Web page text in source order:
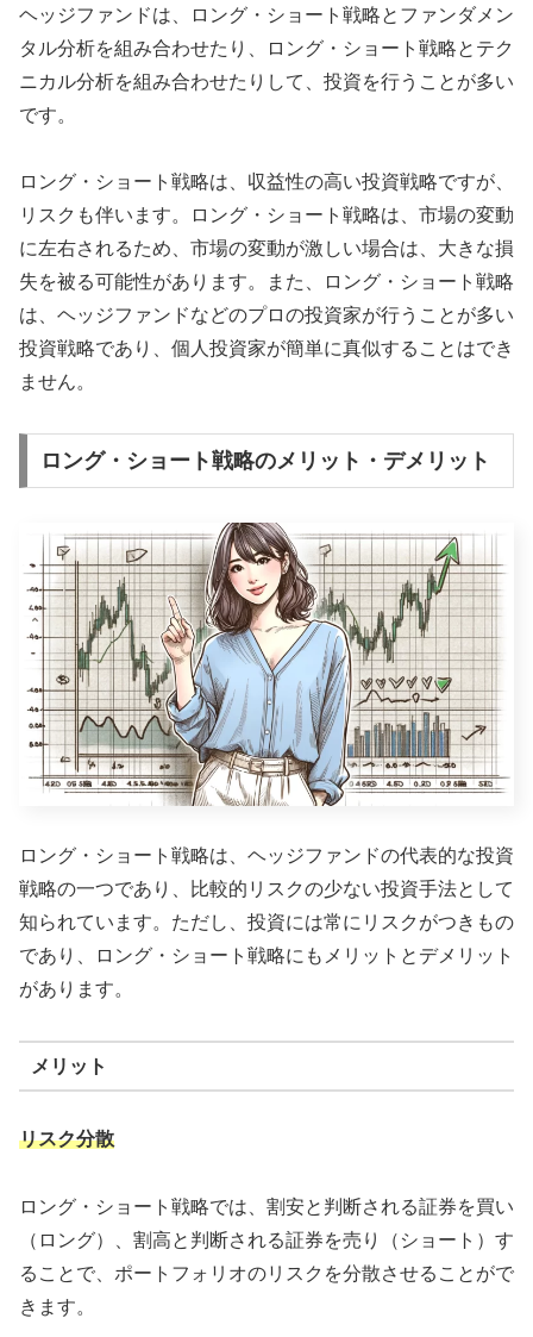
ヘッジファンドは、ロング・ショート戦略とファンダメン
タル分析を組み合わせたり、ロング・ショート戦略とテク
ニカル分析を組み合わせたりして、投資を行うことが多い
です。
ロング・ショート戦略は、収益性の高い投資戦略ですが、
リスクも伴います。ロング・ショート戦略は、市場の変動
に左右されるため、市場の変動が激しい場合は、大きな損
失を被る可能性があります。また、ロング・ショート戦略
は、ヘッジファンドなどのプロの投資家が行うことが多い
投資戦略であり、個人投資家が簡単に真似することはでき
ません。
ロング・ショート戦略のメリット・デメリット
ロング・ショート戦略は、ヘッジファンドの代表的な投資
戦略の一つであり、比較的リスクの少ない投資手法として
知られています。ただし、投資には常にリスクがつきもの
であり、ロング・ショート戦略にもメリットとデメリット
があります。
メリット
リスク分散
ロング・ショート戦略では、割安と判断される証券を買い
（ロング）、割高と判断される証券を売り（ショート）す
ることで、ポートフォリオのリスクを分散させることがで
きます。